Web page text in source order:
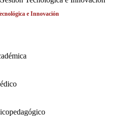
e Innovación